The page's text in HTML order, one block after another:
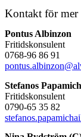
Kontakt för
Pontus Albinzon
Fritidskonsulent
0768-96 86 91
Stefanos
Fritidskonsulent
0790-65 35 82